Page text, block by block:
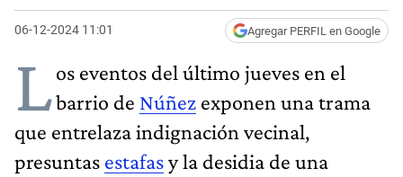
06-12-2024 11:01 Agregar PERFIL en Google
Los eventos del último jueves en el
barrio de Núñez exponen una trama
que entrelaza indignación vecinal,
presuntas estafasy la desidia de una